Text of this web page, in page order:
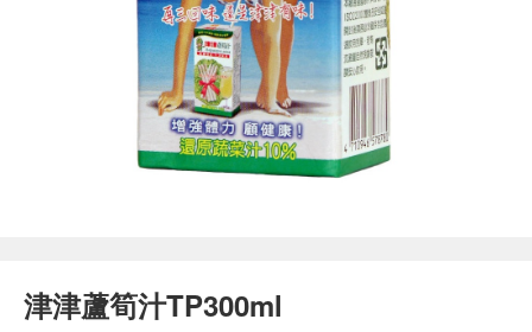
津津蘆筍汁TP300ml